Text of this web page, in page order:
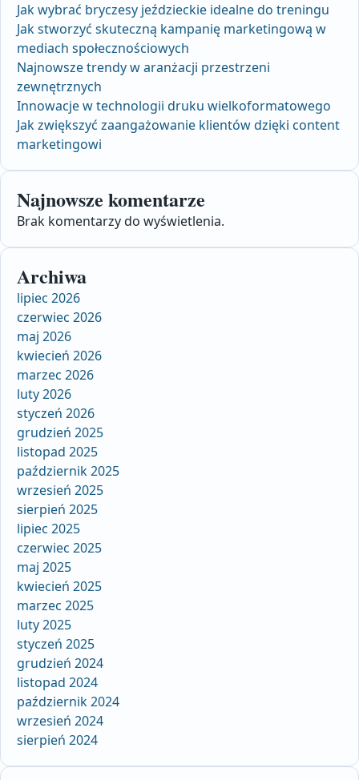
Jak wybrać bryczesy jeździeckie idealne do treningu
Jak stworzyć skuteczną kampanię marketingową w
mediach społecznościowych
Najnowsze trendy w aranżacji przestrzeni
zewnętrznych
Innowacje w technologii druku wielkoformatowego
Jak zwiększyć zaangażowanie klientów dzięki content
marketingowi
Najnowsze komentarze
Brak komentarzy do wyświetlenia.
Archiwa
lipiec 2026
czerwiec 2026
maj 2026
kwiecień 2026
marzec 2026
luty 2026
styczeń 2026
grudzień 2025
listopad 2025
październik 2025
wrzesień 2025
sierpień 2025
lipiec 2025
czerwiec 2025
maj 2025
kwiecień 2025
marzec 2025
luty 2025
styczeń 2025
grudzień 2024
listopad 2024
październik 2024
wrzesień 2024
sierpień 2024